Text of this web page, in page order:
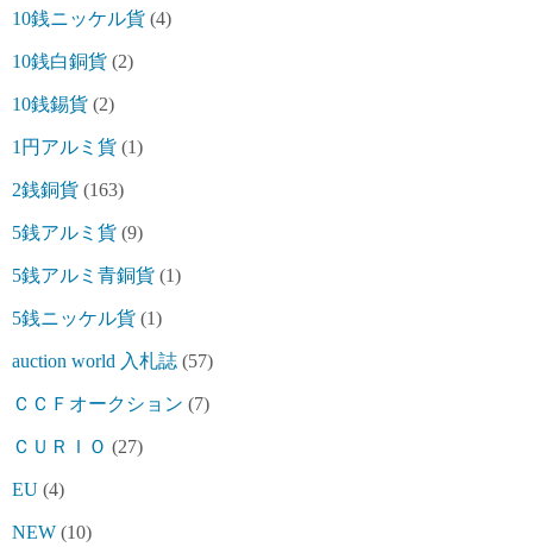
10銭ニッケル貨 (4)
10銭白銅貨 (2)
10銭錫貨 (2)
1円アルミ貨 (1)
2銭銅貨 (163)
5銭アルミ貨 (9)
5銭アルミ青銅貨 (1)
5銭ニッケル貨 (1)
auction world 入札誌 (57)
ＣＣＦオークション (7)
ＣＵＲＩＯ (27)
EU (4)
NEW (10)